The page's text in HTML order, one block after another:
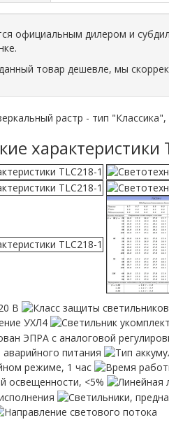
официальным дилером и
товар дешевле, мы
растр - тип
характеристики